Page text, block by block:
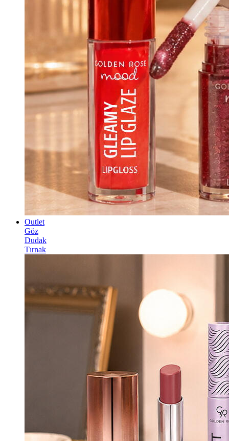
Outlet
Göz
Dudak
Tırnak